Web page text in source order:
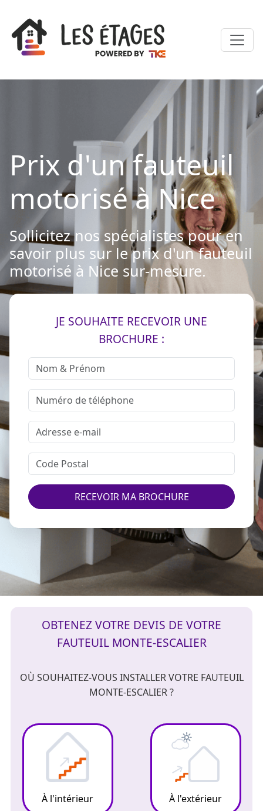
Prix d'un fauteuil
motorisé à Nice
Sollicitez nos spécialistes pour en
savoir plus sur le prix d'un fauteuil
motorisé à Nice sur-mesure.
JE SOUHAITE RECEVOIR UNE
BROCHURE :
RECEVOIR MA BROCHURE
OBTENEZ VOTRE DEVIS DE VOTRE
FAUTEUIL MONTE-ESCALIER
OÙ SOUHAITEZ-VOUS INSTALLER VOTRE FAUTEUIL
MONTE-ESCALIER ?
À l'intérieur À l'extérieur